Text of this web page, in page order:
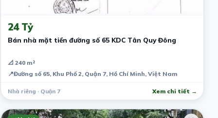
5 năm trước
24 Tỷ
Bán nhà mặt tiền đường số 65 KDC Tân Quy Đông
📐 240 m²
📍Đường số 65, Khu Phố 2, Quận 7, Hồ Chí Minh, Việt Nam
Nhà riêng · Quận 7 Xem chi tiết →